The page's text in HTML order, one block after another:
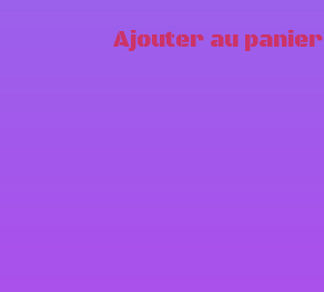
Ajouter au panier